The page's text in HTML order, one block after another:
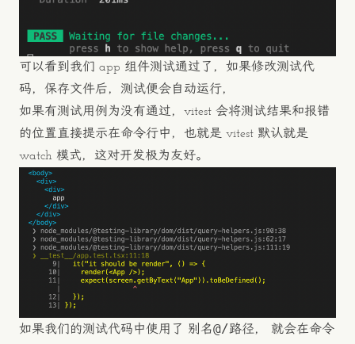
可以看到我们 app 组件测试通过了，如果修改测试代
码，保存文件后，测试便会自动运行，
如果有测试用例为没有通过，vitest 会将测试结果和报错
的位置直接提示在命令行中，也就是 vitest 默认就是
watch 模式，这对开发极为友好。
如果我们的测试代码中使用了 别名@/路径， 就会在命令